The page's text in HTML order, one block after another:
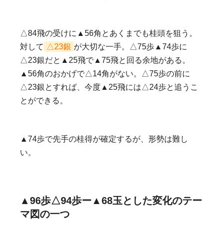
△84飛の受けに▲56角とあくまでも桂頭を狙う。
対して △23銀 が大切な一手。△75歩▲74歩に
△23銀だと▲25飛で▲75飛と回る余地がある。
▲56角のおかげで△14角がない。△75歩の前に
△23銀とすれば、今度▲25飛には△24歩と追うこ
とができる。
▲74歩で先手の桂得が確定するが、形勢は難し
い。
▲96歩△94歩ー▲68玉とした変化のテー
マ図の一つ